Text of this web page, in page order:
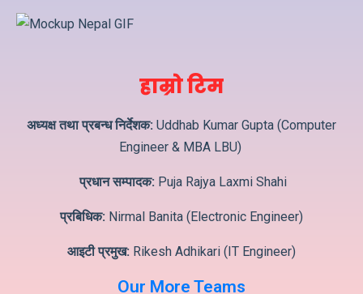
हाम्रो टिम
अध्यक्ष तथा प्रबन्ध निर्देशक: Uddhab Kumar Gupta (Computer
Engineer & MBA LBU)
प्रधान सम्पादक: Puja Rajya Laxmi Shahi
प्रबिधिक: Nirmal Banita (Electronic Engineer)
आइटी प्रमुख: Rikesh Adhikari (IT Engineer)
Our More Teams